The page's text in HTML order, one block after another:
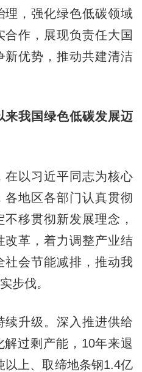
理，强化绿色低碳领域
作，展现负责任大国
新优势，推动共建清洁
我国绿色低碳发展迈
以习近平同志为核心
各地区各部门认真贯彻
移贯彻新发展理念，
改革，着力调整产业结
会节能减排，推动我
步伐。
升级。深入推进供给
过剩产能，10年来退
以上、取缔地条钢1.4亿